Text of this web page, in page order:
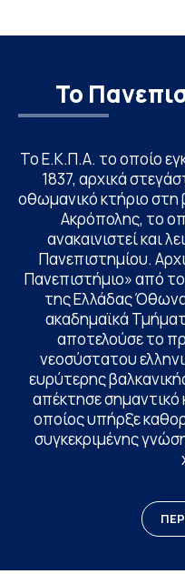
Το
Το Ε.Κ.Π.Α. το οποίο
1837, αρχικά
οθωμανικό κτήριο στη
Ακρόπολης, το
ανακαινιστεί και
Πανεπιστημίου.
Πανεπιστήμιο» από
της Ελλάδας
ακαδημαϊκά
αποτελούσε το
νεοσύστατου
ευρύτερης
απέκτησε σημαντικό
οποίος υπήρξε
συγκεκριμένης